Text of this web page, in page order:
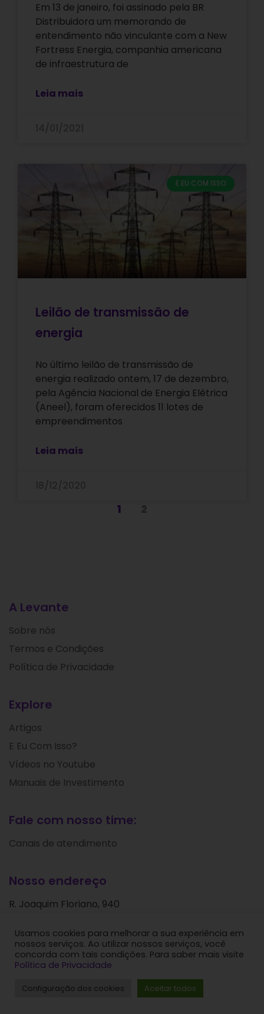
Em 13 de janeiro, foi assinado pela BR
Distribuidora um memorando de
entendimento não vinculante com a New
Fortress Energia, companhia americana
de infraestrutura de
Leia mais
E EU COM ISSO
Leilão de transmissão de
energia
No último leilão de transmissão de
energia realizado ontem, 17 de dezembro,
pela Agência Nacional de Energia Elétrica
(Aneel), foram oferecidos 11 lotes de
empreendimentos
Leia mais
1
A Levante
Sobre nós
Termos e Condições
Política de Privacidade
Explore
Artigos
E Eu Com Isso?
Vídeos no Youtube
Manuais de Investimento
Fale com nosso time:
Canais de atendimento
Nosso endereço
R. Joaquim Floriano, 940
São Paulo - SP
CEP: 04534-004
Levante Ideias de Investimentos © 2024. Todos os
direitos reservados.
Usamos cookies para melhorar a sua experiência em
nossos serviços. Ao utilizar nossos serviços, você
concorda com tais condições. Para saber mais visite
Política de Privacidade
Configuração dos cookies Aceitar todos